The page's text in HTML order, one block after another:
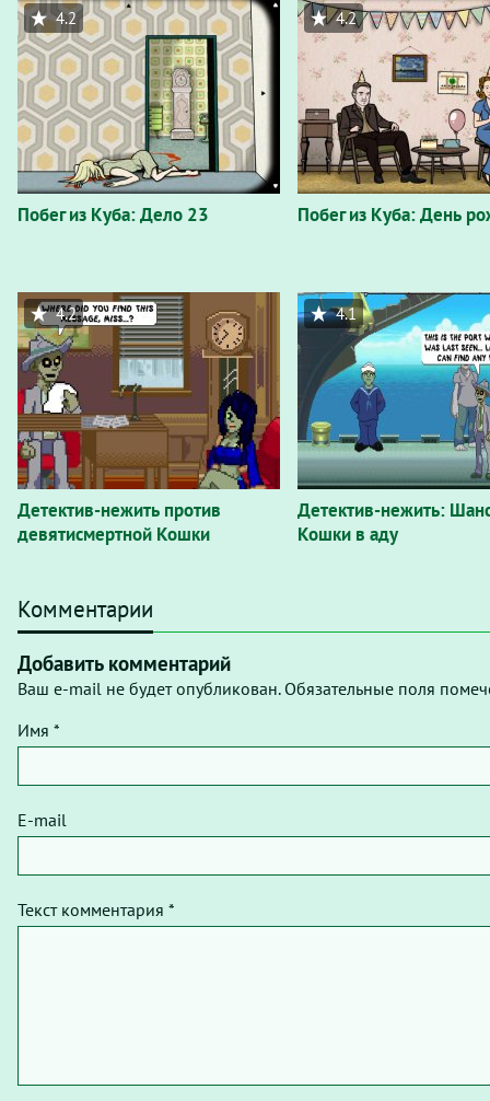
Побег из Куба: Дело 23
4.2
Побег из Куба: День
4.2
Детектив-нежить против
девятисмертной Кошки
4.2
Детектив-нежить:
Кошки в аду
4.1
Комментарии
Добавить комментарий
Ваш e-mail не будет опубликован. Обязательные поля
Имя *
E-mail
Текст комментария *